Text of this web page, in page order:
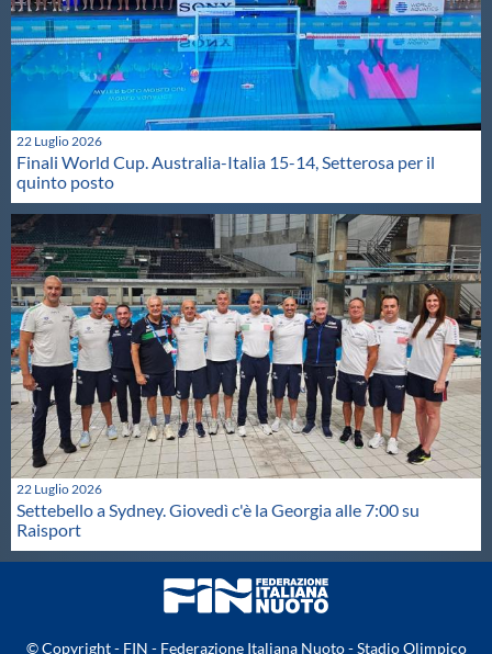
22 Luglio 2026
Finali World Cup. Australia-Italia 15-14, Setterosa per il
quinto posto
22 Luglio 2026
Settebello a Sydney. Giovedì c'è la Georgia alle 7:00 su
Raisport
© Copyright - FIN - Federazione Italiana Nuoto - Stadio Olimpico